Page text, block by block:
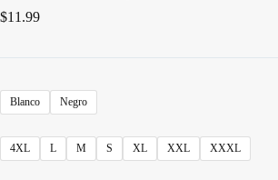
$11.99
Blanco Negro
4XL L M S XL XXL XXXL